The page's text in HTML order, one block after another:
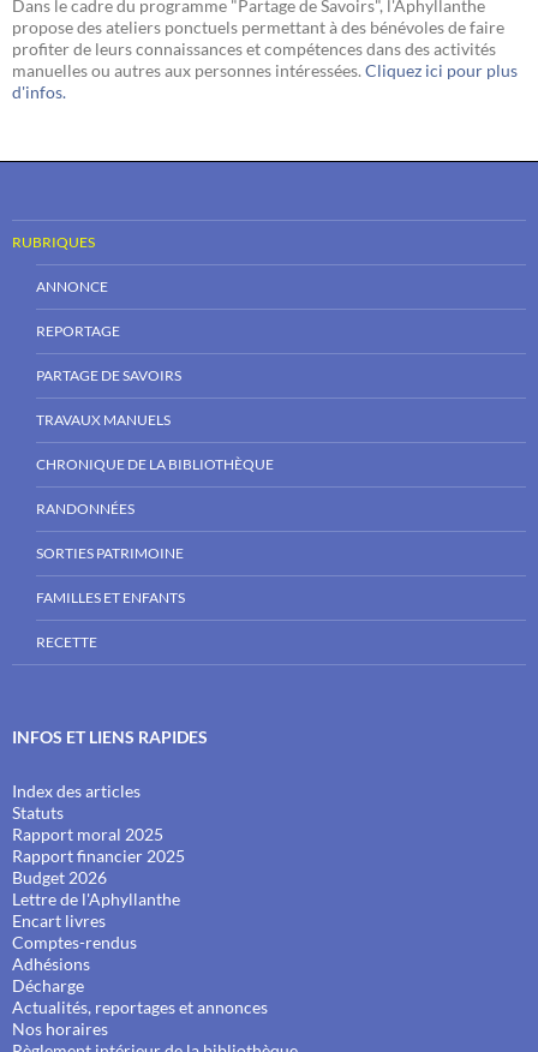
Dans le cadre du programme "Partage de Savoirs", l'Aphyllanthe
propose des ateliers ponctuels permettant à des bénévoles de faire
profiter de leurs connaissances et compétences dans des activités
manuelles ou autres aux personnes intéressées. Cliquez ici pour plus
d'infos.
RUBRIQUES
ANNONCE
REPORTAGE
PARTAGE DE SAVOIRS
TRAVAUX MANUELS
CHRONIQUE DE LA BIBLIOTHÈQUE
RANDONNÉES
SORTIES PATRIMOINE
FAMILLES ET ENFANTS
RECETTE
INFOS ET LIENS RAPIDES
Index des articles
Statuts
Rapport moral 2025
Rapport financier 2025
Budget 2026
Lettre de l'Aphyllanthe
Encart livres
Comptes-rendus
Adhésions
Décharge
Actualités, reportages et annonces
Nos horaires